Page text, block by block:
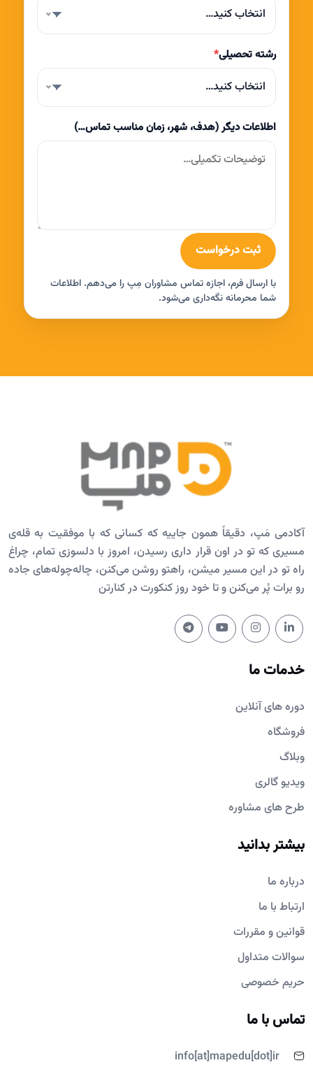
انتخاب کنید…
رشته تحصیلی*
انتخاب کنید…
اطلاعات دیگر (هدف، شهر، زمان مناسب تماس…)
ثبت درخواست
با ارسال فرم، اجازه تماس مشاوران مِپ را می‌دهم. اطلاعات
شما محرمانه نگه‌داری می‌شود.
آکادمی مَپ، دقیقاً همون جاییه که کسانی که با موفقیت به قله‌ی
مسیری که تو در اون قرار داری رسیدن، امروز با دلسوزی تمام، چراغ
راه تو در این مسیر میشن، راهتو روشن می‌کنن، چاله‌چوله‌های جاده
رو برات پُر می‌کنن و تا خود روز کنکورت در کنارتن
خدمات ما
دوره های آنلاین
فروشگاه
وبلاگ
ویدیو گالری
طرح های مشاوره
بیشتر بدانید
درباره ما
ارتباط با ما
قوانین و مقررات
سوالات متداول
حریم خصوصی
تماس با ما
info[at]mapedu[dot]ir